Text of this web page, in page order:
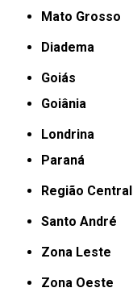
Mato Grosso
Diadema
Goiás
Goiânia
Londrina
Paraná
Região Central
Santo André
Zona Leste
Zona Oeste